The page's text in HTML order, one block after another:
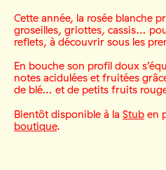
Cette année, la rosée blanche
groseilles, griottes, cassis…
reflets, à découvrir sous les
En bouche son profil doux
notes acidulées et fruitées
de blé… et de petits fruits
Bientôt disponible à la Stub en
boutique.